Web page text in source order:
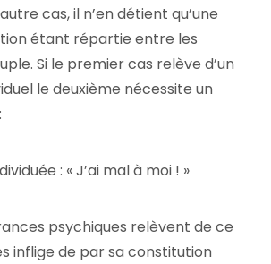
cas, il n’en détient qu’une
étant répartie entre les
Si le premier cas relève d’un
le deuxième nécessite un
: « J’ai mal à moi ! »
psychiques relèvent de ce
inflige de par sa constitution